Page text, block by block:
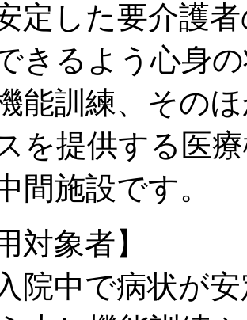
定した要介護
きるよう心身
能訓練、その
を提供する医
間施設です。
対象者】
院中で病状が